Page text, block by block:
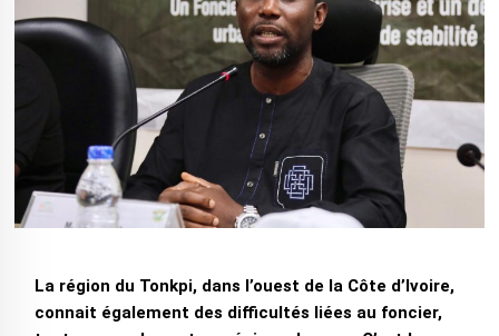
La région du Tonkpi, dans l’ouest de la Côte d’Ivoire,
connait également des difficultés liées au foncier,